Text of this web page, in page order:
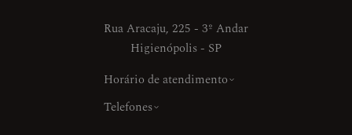
Rua Aracaju, 225 - 3º Andar
Higienópolis - SP
Horário de atendimento
Telefones